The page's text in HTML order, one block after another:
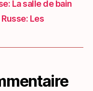
La salle de bain
Les